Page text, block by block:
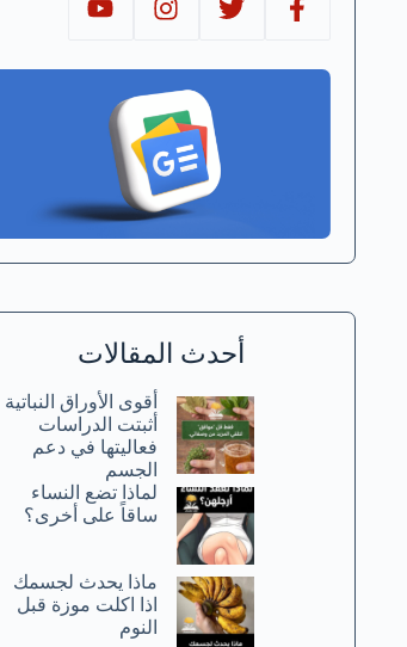
أحدث المقالات
أقوى الأوراق النباتية
أثبتت الدراسات
فعاليتها في دعم
الجسم
لماذا تضع النساء
ساقاً على أخرى؟
ماذا يحدث لجسمك
اذا اكلت موزة قبل
النوم